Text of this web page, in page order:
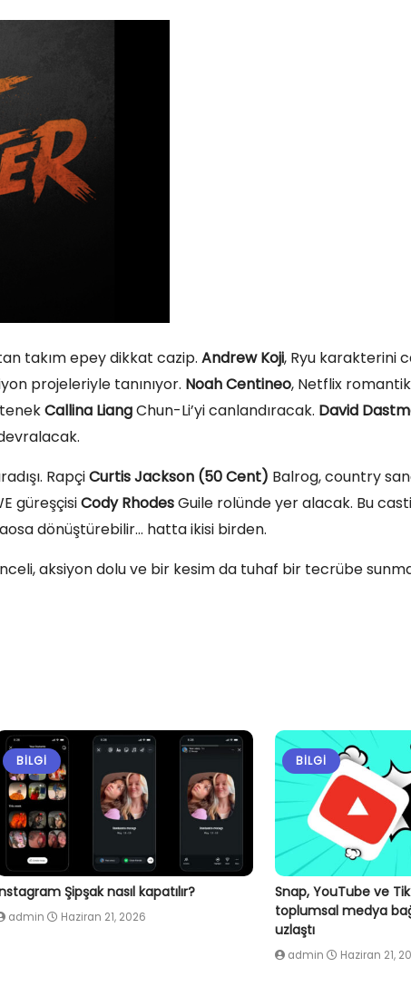
takım epey dikkat cazip. Andrew Koji, Ryu karakterini
projeleriyle tanınıyor. Noah Centineo, Netflix
Callina LiangChun-Li’yi canlandıracak. David
RapçiCurtis Jackson (50 Cent) Balrog, country
güreşçisiCody RhodesGuile rolünde yer alacak. Bu
dönüştürebilir… hatta ikisi birden.
aksiyon dolu ve bir kesim da tuhaf bir tecrübe
BILGI
Şipşak nasıl kapatılır?
admin Haziran 21, 2026
BILGI
Snap, YouTube ve
toplumsal medya
uzlaştı
admin Haziran 21,